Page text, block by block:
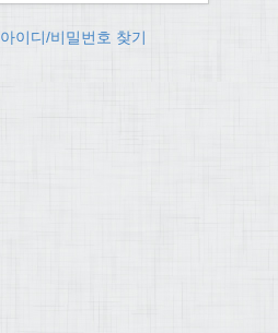
아이디/비밀번호 찾기